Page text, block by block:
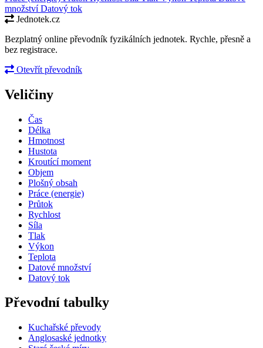
množstvíDatový tok
Jednotek.cz
Bezplatný online převodník fyzikálních jednotek. Rychle, přesně a
bez registrace.
Otevřít převodník
Veličiny
Čas
Délka
Hmotnost
Hustota
Kroutící moment
Objem
Plošný obsah
Práce (energie)
Průtok
Rychlost
Síla
Tlak
Výkon
Teplota
Datové množství
Datový tok
Převodní tabulky
Kuchařské převody
Anglosaské jednotky